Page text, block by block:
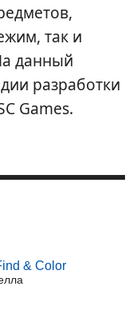
так и
данный
разработки
Games.
& Color